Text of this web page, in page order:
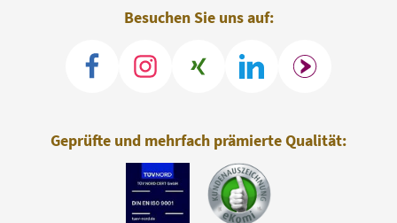
Besuchen Sie uns auf:
Geprüfte und mehrfach prämierte Qualität: